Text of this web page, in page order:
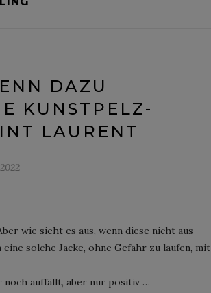
DAZU
KUNSTPELZ-
LAURENT
wie sieht es aus, wenn diese nicht aus
solche Jacke, ohne Gefahr zu laufen, mit
noch auffällt, aber nur positiv …